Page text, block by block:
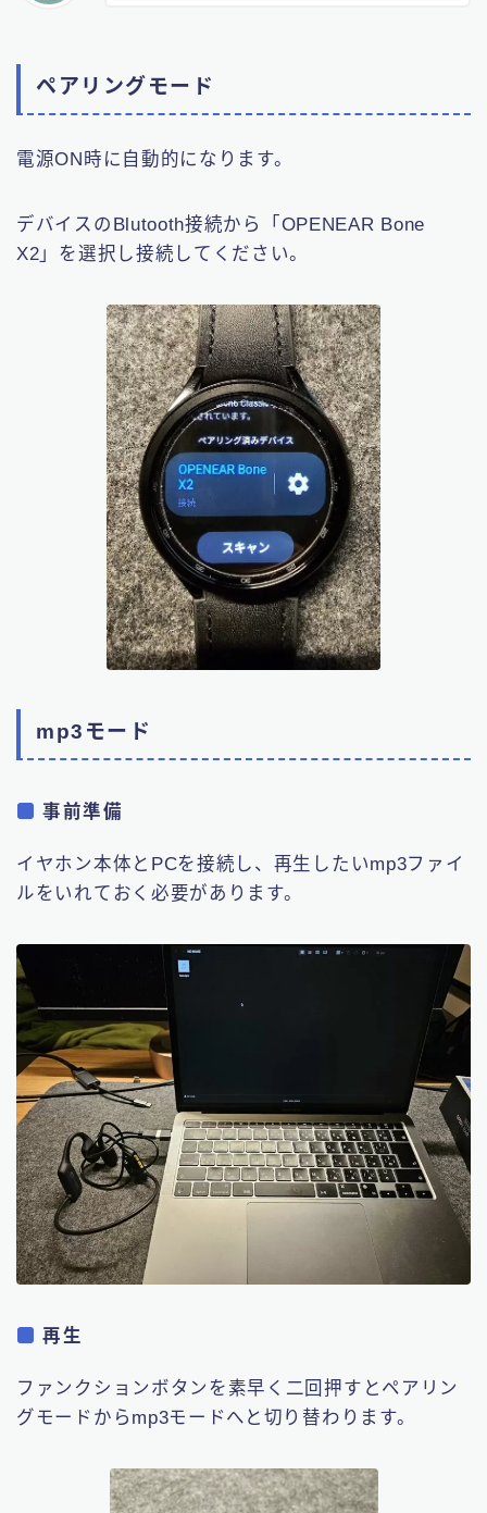
ペアリングモード
電源ON時に自動的になります。
デバイスのBlutooth接続から「OPENEAR Bone
X2」を選択し接続してください。
mp3モード
事前準備
イヤホン本体とPCを接続し、再生したいmp3ファイ
ルをいれておく必要があります。
再生
ファンクションボタンを素早く二回押すとペアリン
グモードからmp3モードへと切り替わります。